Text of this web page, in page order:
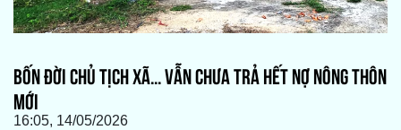
BỐN ĐỜI CHỦ TỊCH XÃ... VẪN CHƯA TRẢ HẾT NỢ NÔNG THÔN
MỚI
16:05, 14/05/2026